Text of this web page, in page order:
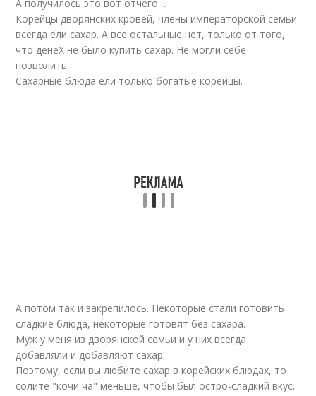
А получилось это вот отчего…
Корейцы дворянских кровей, члены императорской семьи
всегда ели сахар. А все остальные нет, только от того,
что денеХ не было купить сахар. Не могли себе
позволить.
Сахарные блюда ели только богатые корейцы.
А потом так и закрепилось. Некоторые стали готовить
сладкие блюда, некоторые готовят без сахара.
Муж у меня из дворянской семьи и у них всегда
добавляли и добавляют сахар.
Поэтому, если вы любите сахар в корейских блюдах, то
солите "кочи ча" меньше, чтобы был остро-сладкий вкус.